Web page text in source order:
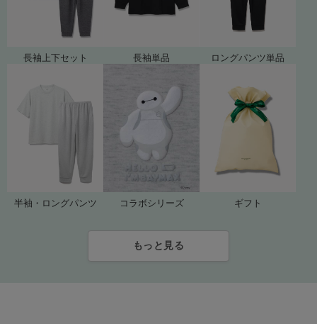
長袖上下セット 長袖単品 ロングパンツ単品
半袖・ロングパンツ コラボシリーズ ギフト
もっと見る